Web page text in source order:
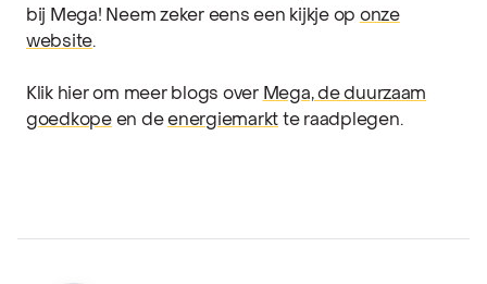
bij Mega! Neem zeker eens een kijkje op onze
website.
Klik hier om meer blogs over Mega, de duurzaam
goedkopeen deenergiemarkt te raadplegen.